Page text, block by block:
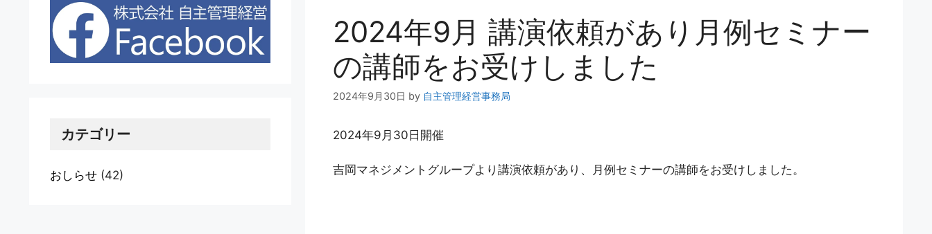
2024年9月 講演依頼があり月例セミナー
の講師をお受けしました
2024年9月30日 by 自主管理経営事務局
2024年9月30日開催
吉岡マネジメントグループより講演依頼があり、月例セミナーの講師をお受けしました。
カテゴリー
おしらせ (42)